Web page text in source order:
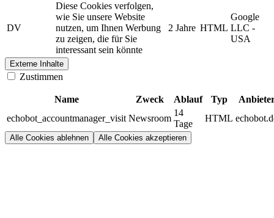
DV
Diese Cookies verfolgen,
wie Sie unsere Website
nutzen, um Ihnen Werbung
zu zeigen, die für Sie
interessant sein könnte
2 Jahre HTML
Google
LLC -
USA
Externe Inhalte
Zustimmen
Name Zweck Ablauf Typ
echobot_accountmanager_visit Newsroom
14
Tage
HTML
Alle Cookies ablehnen Alle Cookies akzeptieren